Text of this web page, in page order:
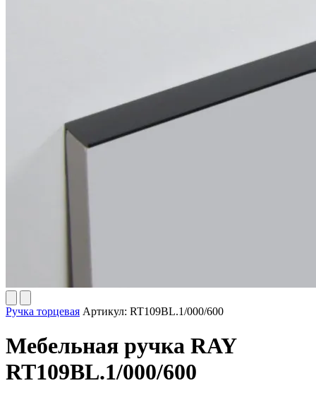
Ручка торцевая Артикул: RT109BL.1/000/600
Мебельная ручка RAY
RT109BL.1/000/600